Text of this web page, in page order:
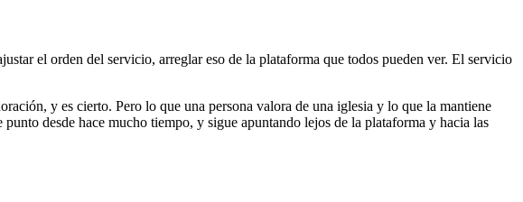
el orden del servicio, arreglar eso de la plataforma que todos pueden ver. El servicio
y es cierto. Pero lo que una persona valora de una iglesia y lo que la mantiene
desde hace mucho tiempo, y sigue apuntando lejos de la plataforma y hacia las